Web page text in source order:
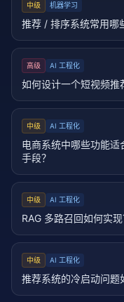
中级 机器学习
推荐 / 排序系统常用哪
高级 AI 工程化
如何设计一个短视频推
中级 AI 工程化
电商系统中哪些功能
手段？
中级 AI 工程化
RAG 多路召回如何实
中级 AI 工程化
推荐系统的冷启动问题